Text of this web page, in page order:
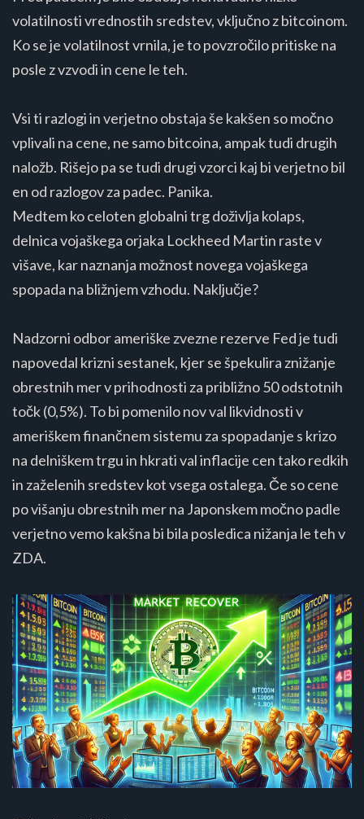
volatilnosti vrednostih sredstev, vključno z bitcoinom.
Ko se je volatilnost vrnila, je to povzročilo pritiske na
posle z vzvodi in cene le teh​​.
Vsi ti razlogi in verjetno obstaja še kakšen so močno
vplivali na cene, ne samo bitcoina, ampak tudi drugih
naložb. Rišejo pa se tudi drugi vzorci kaj bi verjetno bil
en od razlogov za padec. Panika.
Medtem ko celoten globalni trg doživlja kolaps,
delnica vojaškega orjaka Lockheed Martin raste v
višave, kar naznanja možnost novega vojaškega
spopada na bližnjem vzhodu. Naključje?
Nadzorni odbor ameriške zvezne rezerve Fed je tudi
napovedal krizni sestanek, kjer se špekulira znižanje
obrestnih mer v prihodnosti za približno 50 odstotnih
točk (0,5%). To bi pomenilo nov val likvidnosti v
ameriškem finančnem sistemu za spopadanje s krizo
na delniškem trgu in hkrati val inflacije cen tako redkih
in zaželenih sredstev kot vsega ostalega. Če so cene
po višanju obrestnih mer na Japonskem močno padle
verjetno vemo kakšna bi bila posledica nižanja le teh v
ZDA.